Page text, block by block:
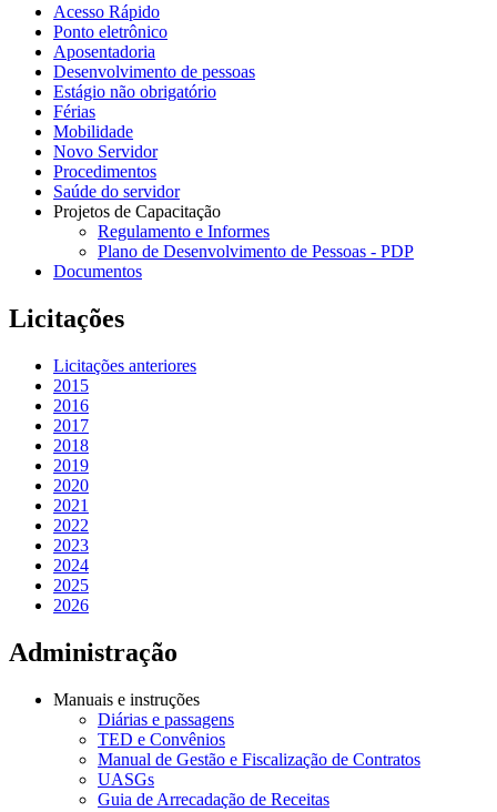
Acesso Rápido
Ponto eletrônico
Aposentadoria
Desenvolvimento de pessoas
Estágio não obrigatório
Férias
Mobilidade
Novo Servidor
Procedimentos
Saúde do servidor
Projetos de Capacitação
Regulamento e Informes
Plano de Desenvolvimento de Pessoas - PDP
Documentos
Licitações
Licitações anteriores
2015
2016
2017
2018
2019
2020
2021
2022
2023
2024
2025
2026
Administração
Manuais e instruções
Diárias e passagens
TED e Convênios
Manual de Gestão e Fiscalização de Contratos
UASGs
Guia de Arrecadação de Receitas